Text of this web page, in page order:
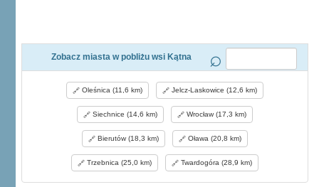
Zobacz miasta w pobliżu wsi Kątna
Oleśnica (11,6 km) Jelcz-Laskowice (12,6 km)
Siechnice (14,6 km) Wrocław (17,3 km)
Bierutów (18,3 km) Oława (20,8 km)
Trzebnica (25,0 km) Twardogóra (28,9 km)